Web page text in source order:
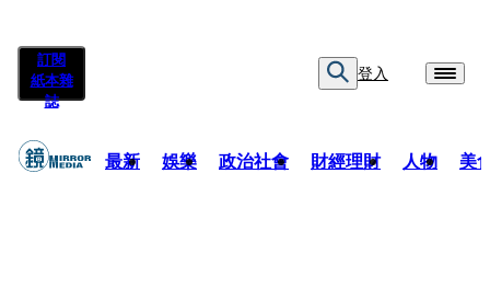
訂閱
紙本雜
誌
登入
最新 娛樂 政治社會 財經理財 人物 美